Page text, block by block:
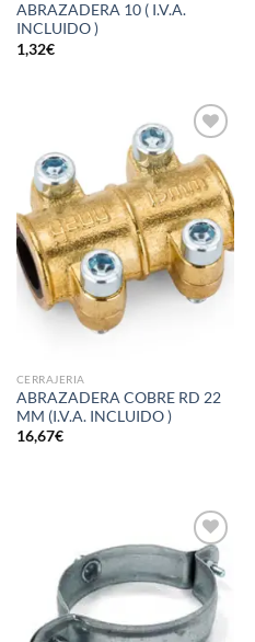
ABRAZADERA 10 ( I.V.A.
INCLUIDO )
1,32€
Añadir
a la
lista de
deseos
CERRAJERIA
ABRAZADERA COBRE RD 22
MM (I.V.A. INCLUIDO )
16,67€
Añadir
a la
lista de
deseos